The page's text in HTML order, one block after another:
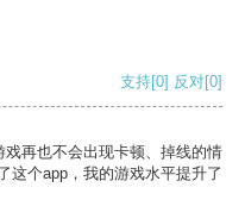
支持[0] 反对[0]
再也不会出现卡顿、掉线的情
这个app，我的游戏水平提升了